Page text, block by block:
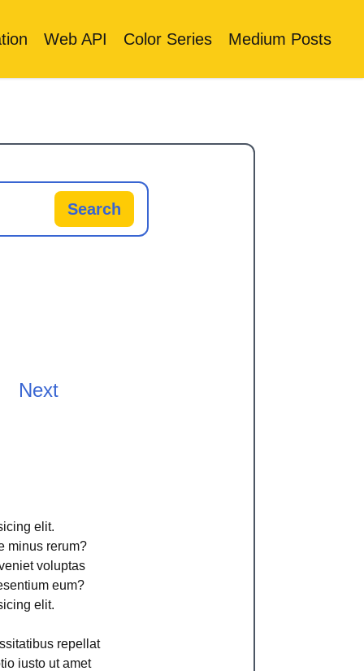
Web API Color Series Medium Posts
Search
Next
elit.
minus rerum?
voluptas
eum?
elit.
repellat
iusto ut amet